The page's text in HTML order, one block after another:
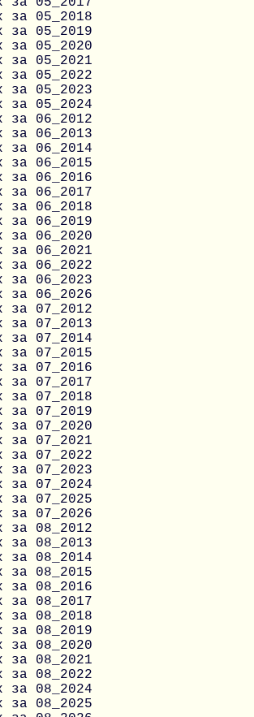
за 05_2018
за 05_2019
за 05_2020
за 05_2021
за 05_2022
за 05_2023
за 05_2024
за 06_2012
за 06_2013
за 06_2014
за 06_2015
за 06_2016
за 06_2017
за 06_2018
за 06_2019
за 06_2020
за 06_2021
за 06_2022
за 06_2023
за 06_2026
за 07_2012
за 07_2013
за 07_2014
за 07_2015
за 07_2016
за 07_2017
за 07_2018
за 07_2019
за 07_2020
за 07_2021
за 07_2022
за 07_2023
за 07_2024
за 07_2025
за 07_2026
за 08_2012
за 08_2013
за 08_2014
за 08_2015
за 08_2016
за 08_2017
за 08_2018
за 08_2019
за 08_2020
за 08_2021
за 08_2022
за 08_2024
за 08_2025